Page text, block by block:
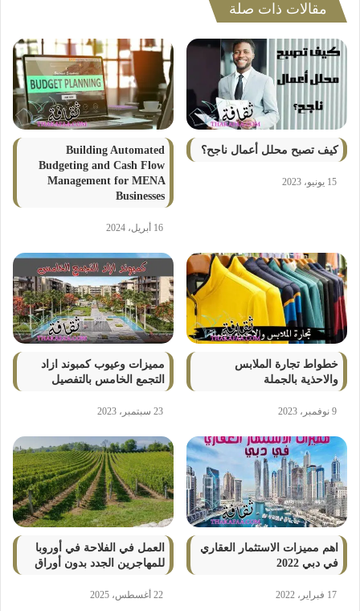
مقالات ذات صلة
كيف تصبح محلل أعمال ناجح؟
15 يونيو، 2023
Building Automated
Budgeting and Cash Flow
Management for MENA
Businesses
16 أبريل، 2024
خطواط تجارة الملابس
والاحذية بالجملة
9 نوفمبر، 2023
مميزات وعيوب كمبوند ازاد
التجمع الخامس بالتفصيل
23 سبتمبر، 2023
اهم مميزات الاستثمار العقاري
في دبي 2022
17 فبراير، 2022
العمل في الفلاحة في أوروبا
للمهاجرين الجدد بدون أوراق
22 أغسطس، 2025